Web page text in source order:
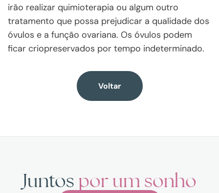
irão realizar quimioterapia ou algum outro
tratamento que possa prejudicar a qualidade dos
óvulos e a função ovariana. Os óvulos podem
ficar criopreservados por tempo indeterminado.
Voltar
Juntos por um sonho